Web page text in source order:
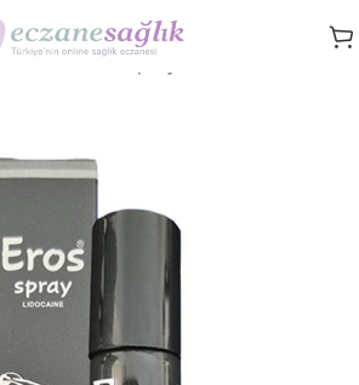
Geciktirici Sprey